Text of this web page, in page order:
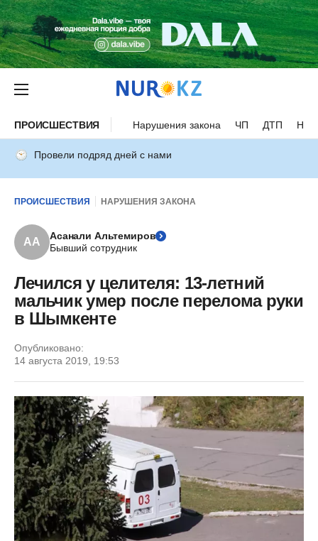
ПРОИСШЕСТВИЯ Нарушения закона ЧП ДТП
Провели подряд дней с нами
ПРОИСШЕСТВИЯ НАРУШЕНИЯ ЗАКОНА
АА
Асанали Альтемиров
Бывший сотрудник
Лечился у целителя: 13-летний
мальчик умер после перелома руки
в Шымкенте
Опубликовано:
14 августа 2019, 19:53